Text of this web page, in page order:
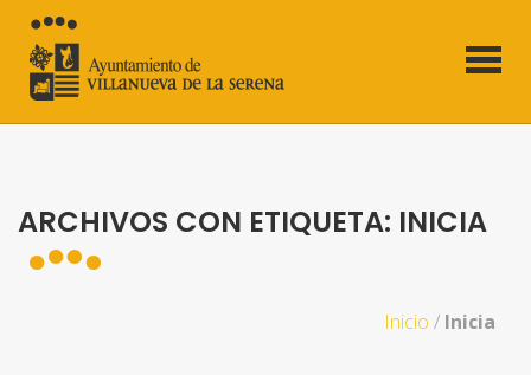
ARCHIVOS CON ETIQUETA: INICIA
Inicio / Inicia